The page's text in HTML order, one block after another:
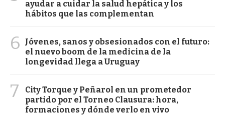
ayudar a cuidar la salud hepática y los
hábitos que las complementan
6
Jóvenes, sanos y obsesionados con el futuro:
el nuevo boom de la medicina de la
longevidad llega a Uruguay
7
City Torque y Peñarol en un prometedor
partido por el Torneo Clausura: hora,
formaciones y dónde verlo en vivo